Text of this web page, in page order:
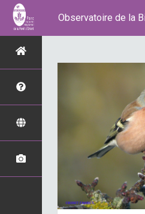
Observatoire de la